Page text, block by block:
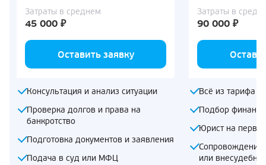
Затраты в среднем
45 000 ₽
Оставить заявку
Консультация и анализ ситуации
Проверка долгов и права на
банкротство
Подготовка документов и заявления
Подача в суд или МФЦ
Затраты в
90 000 ₽
Всё из тарифа
Подбор
Юрист на
Сопровождение
или